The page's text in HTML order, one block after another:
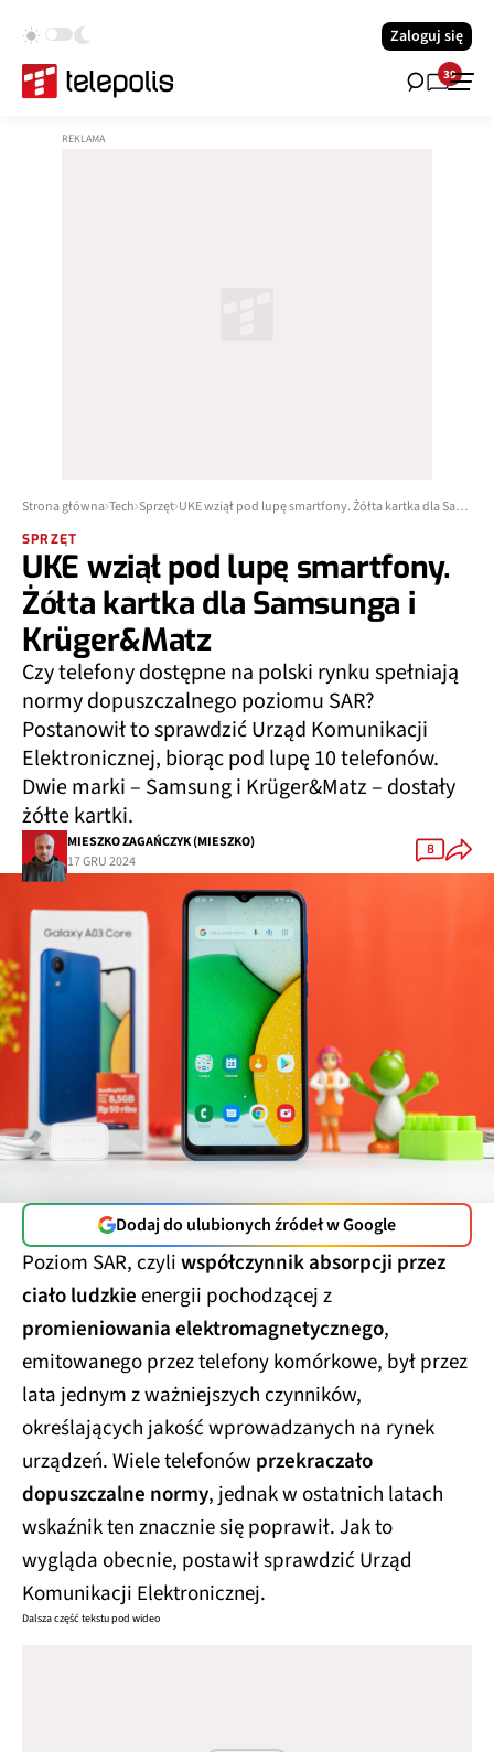
Zaloguj się
39
Strona główna Tech Sprzęt
SPRZĘT
UKE wziął pod lupę smartfony.
Żółta kartka dla Samsunga i
Krüger&Matz
Czy telefony dostępne na polski rynku spełniają
normy dopuszczalnego poziomu SAR?
Postanowił to sprawdzić Urząd Komunikacji
Elektronicznej, biorąc pod lupę 10 telefonów.
Dwie marki – Samsung i Krüger&Matz – dostały
żółte kartki.
MIESZKO ZAGAŃCZYK (MIESZKO)
17 GRU 2024
8
Dodaj do ulubionych źródeł w Google
Poziom SAR, czyliwspółczynnik absorpcji przez
ciało ludzkieenergii pochodzącej z
promieniowania elektromagnetycznego
emitowanego przez telefony komórkowe, był przez
lata jednym z ważniejszych czynników,
określających jakość wprowadzanych na rynek
urządzeń. Wiele telefonów przekraczało
dopuszczalne normy , jednak w ostatnich latach
wskaźnik ten znacznie się poprawił. Jak to
wygląda obecnie, postawił sprawdzić Urząd
Komunikacji Elektronicznej.
Dalsza część tekstu pod wideo